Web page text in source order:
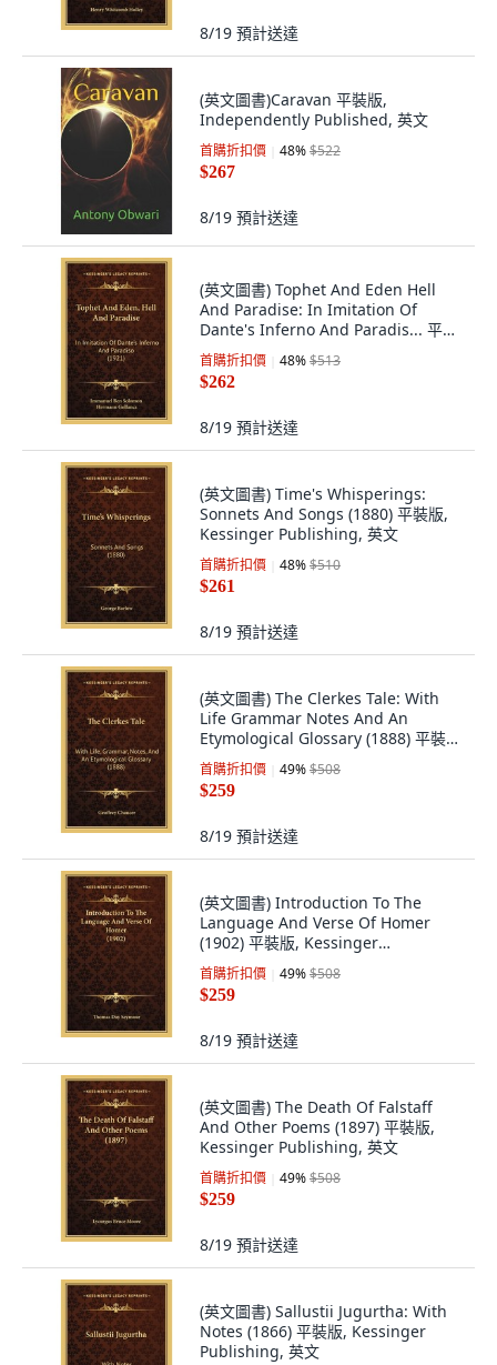
8/19 預計送達
(英文圖書)Caravan 平裝版,
Independently Published, 英文
首購折扣價 48%$522
$267
8/19 預計送達
(英文圖書) Tophet And Eden Hell
And Paradise: In Imitation Of
Dante's Inferno And Paradis... 平裝
版, Kessinger Publishing, 英文
首購折扣價 48%$513
$262
8/19 預計送達
(英文圖書) Time's Whisperings:
Sonnets And Songs (1880) 平裝版,
Kessinger Publishing, 英文
首購折扣價 48%$510
$261
8/19 預計送達
(英文圖書) The Clerkes Tale: With
Life Grammar Notes And An
Etymological Glossary (1888) 平裝
版, Kessinger Publishing, 英文
首購折扣價 49%$508
$259
8/19 預計送達
(英文圖書) Introduction To The
Language And Verse Of Homer
(1902) 平裝版, Kessinger
Publishing, 英文
首購折扣價 49%$508
$259
8/19 預計送達
(英文圖書) The Death Of Falstaff
And Other Poems (1897) 平裝版,
Kessinger Publishing, 英文
首購折扣價 49%$508
$259
8/19 預計送達
(英文圖書) Sallustii Jugurtha: With
Notes (1866) 平裝版, Kessinger
Publishing, 英文